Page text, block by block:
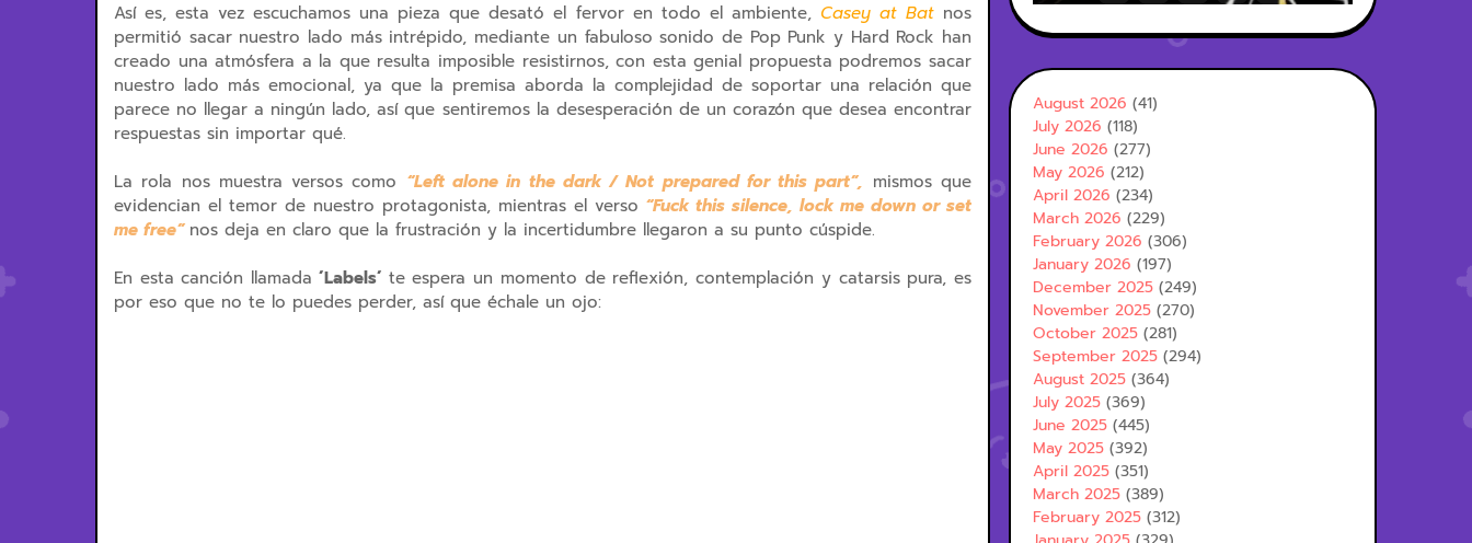
Así es, esta vez escuchamos una pieza que desató el fervor en todo el ambiente, Casey at Bat nos
permitió sacar nuestro lado más intrépido, mediante un fabuloso sonido de Pop Punk y Hard Rock han
creado una atmósfera a la que resulta imposible resistirnos, con esta genial propuesta podremos sacar
nuestro lado más emocional, ya que la premisa aborda la complejidad de soportar una relación que
parece no llegar a ningún lado, así que sentiremos la desesperación de un corazón que desea encontrar
respuestas sin importar qué.
La rola nos muestra versos como “Left alone in the dark / Not prepared for this part”, mismos que
evidencian el temor de nuestro protagonista, mientras el verso “Fuck this silence, lock me down or set
me free” nos deja en claro que la frustración y la incertidumbre llegaron a su punto cúspide.
En esta canción llamada ´Labels´ te espera un momento de reflexión, contemplación y catarsis pura, es
por eso que no te lo puedes perder, así que échale un ojo:
August 2026 (41)
July 2026 (118)
June 2026 (277)
May 2026 (212)
April 2026 (234)
March 2026 (229)
February 2026 (306)
January 2026 (197)
December 2025 (249)
November 2025 (270)
October 2025 (281)
September 2025 (294)
August 2025 (364)
July 2025 (369)
June 2025 (445)
May 2025 (392)
April 2025 (351)
March 2025 (389)
February 2025 (312)